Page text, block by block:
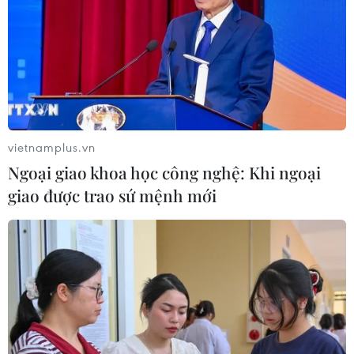
"Doanh nghiệp phải là lực lượng
nòng cốt phát triển công nghệ chiến
lược"
07/08/2026 07:09
Meta bồi thường gần 600 triệu USD
vì gây tổn hại sức khỏe tâm thần trẻ
em
07/08/2026 04:28
Mỹ áp thuế 15% đối với nguyên liệu
quan trọng để sản xuất chip
07/08/2026 00:56
vietnamplus.vn
Ngoại giao khoa học công nghệ: Khi ngoại
giao được trao sứ mệnh mới